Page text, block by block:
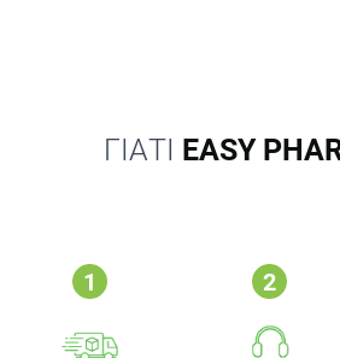
ΓΙΑΤΙ EASY